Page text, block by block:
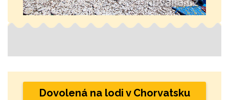
Dovolená na lodi v Chorvatsku